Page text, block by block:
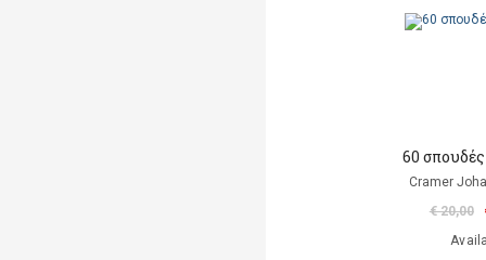
60 σπουδές
Cramer
€ 20,00